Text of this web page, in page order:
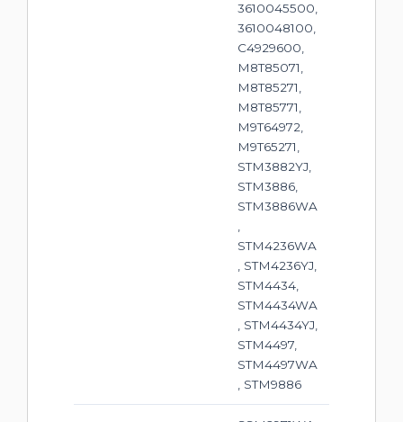
3610045500,
3610048100,
C4929600,
M8T85071,
M8T85271,
M8T85771,
M9T64972,
M9T65271,
STM3882YJ,
STM3886,
STM3886WA
STM4236WA
, STM4236YJ,
STM4434,
STM4434WA
, STM4434YJ,
STM4497,
STM4497WA
, STM9886